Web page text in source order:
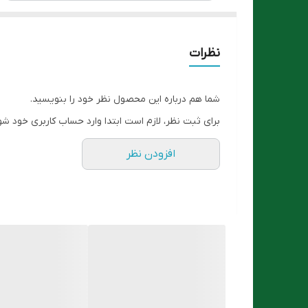
نظرات
شما هم درباره این محصول نظر خود را بنویسید.
برای ثبت نظر، لازم است ابتدا وارد حساب کاربری خود
افزودن نظر